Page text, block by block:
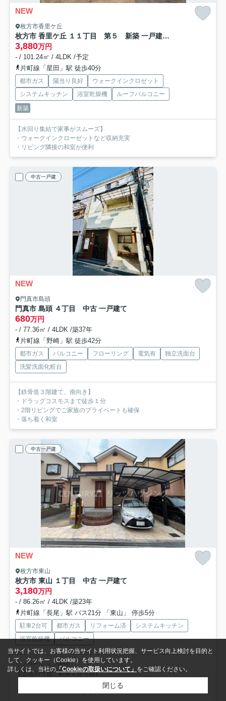
NEW
枚方市香里ケ丘
枚方市 香里ケ丘 １１丁目 第５ 新築 一戸建 ２号棟
3,880万円
- / 101.24㎡ / 4LDK /予定
片町線「星田」駅 徒歩40分
都市ガス 陽当り良好
ウォークインクロゼット
システムキッチン
浴室乾燥機
ルーフバルコニー
新築
【水回り集結で家事がスムーズ】
・ウォークインクローゼットなど収納充実
・リビング隣接の和室が便利
中古一戸建
NEW
門真市島頭
門真市 島頭 ４丁目 中古 一戸建て
680万円
- / 77.36㎡ / 4LDK /築37年
片町線「野崎」駅 徒歩42分
都市ガス バルコニー フローリング 電気有
独立洗面台
洗髪洗面化粧台
【鉄骨造３階建て、南向き】
・ドラッグコスモスまで徒歩１分
・2階リビングでご家族のプライベートも確保
・落ち着く和室
中古一戸建
NEW
枚方市東山
枚方市 東山 １丁目 中古 一戸建て
3,180万円
- / 86.26㎡ / 4LDK /築23年
片町線「長尾」駅 バス21分 「東山」 停歩5分
駐車2台可 都市ガス リフォーム済
システムキッチン
浴室乾燥機
バルコニー
リノベーション物件
【土地30坪超、駐車２台可能】
・子育てファミリーにやさしい4LDK
当サイトでは、お客様の当サイト利用状況把握、サービス向上検討を目的と
して、クッキー（Cookie）を使用しています。
詳しくは、当社の 「Cookieの取扱いについて」 をご確認ください。
閉じる